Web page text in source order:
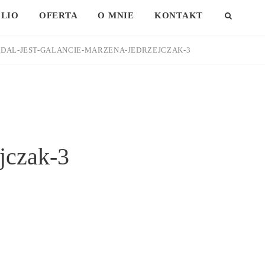
OFERTA O MNIE KONTAKT
JEST-GALANCIE-MARZENA-JEDRZEJCZAK-3
3